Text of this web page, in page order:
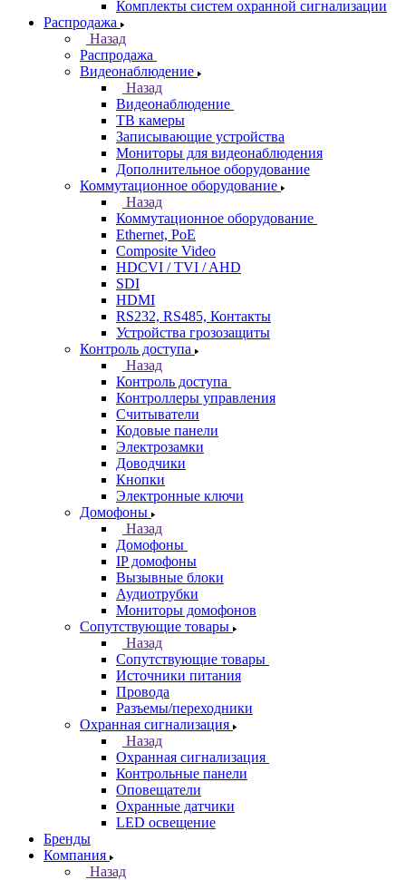
Комплекты систем охранной сигнализации
Распродажа
Назад
Распродажа
Видеонаблюдение
Назад
Видеонаблюдение
ТВ камеры
Записывающие устройства
Мониторы для видеонаблюдения
Дополнительное оборудование
Коммутационное оборудование
Назад
Коммутационное оборудование
Ethernet, PoE
Composite Video
HDCVI / TVI / AHD
SDI
HDMI
RS232, RS485, Контакты
Устройства грозозащиты
Контроль доступа
Назад
Контроль доступа
Контроллеры управления
Считыватели
Кодовые панели
Электрозамки
Доводчики
Кнопки
Электронные ключи
Домофоны
Назад
Домофоны
IP домофоны
Вызывные блоки
Аудиотрубки
Мониторы домофонов
Сопутствующие товары
Назад
Сопутствующие товары
Источники питания
Провода
Разъемы/переходники
Охранная сигнализация
Назад
Охранная сигнализация
Контрольные панели
Оповещатели
Охранные датчики
LED освещение
Бренды
Компания
Назад